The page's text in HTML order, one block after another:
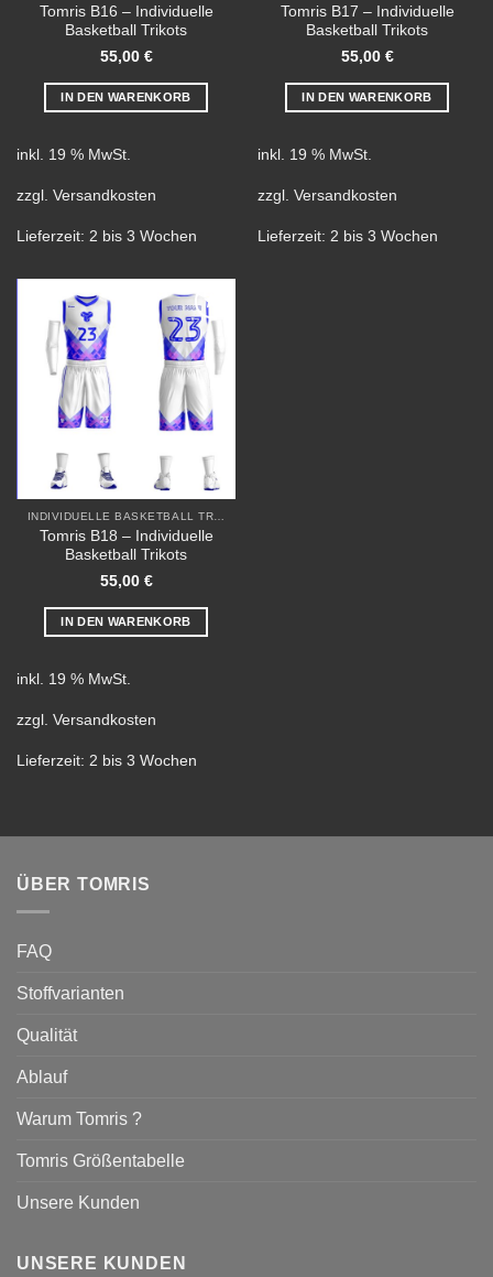
Tomris B16 – Individuelle
Basketball Trikots
55,00 €
IN DEN WARENKORB
inkl. 19 % MwSt.
zzgl. Versandkosten
Lieferzeit: 2 bis 3 Wochen
Tomris B17 – Individuelle
Basketball Trikots
55,00 €
IN DEN WARENKORB
inkl. 19 % MwSt.
zzgl. Versandkosten
Lieferzeit: 2 bis 3 Wochen
Add to
wishlist
Tomris B18 – Individuelle
Basketball Trikots
55,00 €
IN DEN WARENKORB
inkl. 19 % MwSt.
zzgl. Versandkosten
Lieferzeit: 2 bis 3 Wochen
ÜBER TOMRIS
FAQ
Stoffvarianten
Qualität
Ablauf
Warum Tomris ?
Tomris Größentabelle
Unsere Kunden
UNSERE KUNDEN